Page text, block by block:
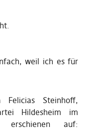
weil ich es für
Steinhoff,
Hildesheim im
erschienen auf: